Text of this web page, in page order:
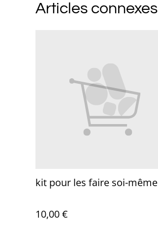
Articles connexes
kit pour les faire soi-même
10,00 €